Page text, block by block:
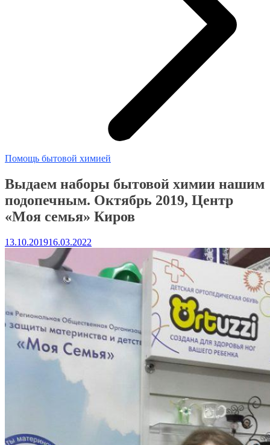
Помощь бытовой химией
Выдаем наборы бытовой химии нашим
подопечным. Октябрь 2019, Центр
«Моя семья» Киров
13.10.201916.03.2022